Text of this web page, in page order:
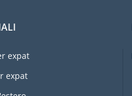
expat
expat